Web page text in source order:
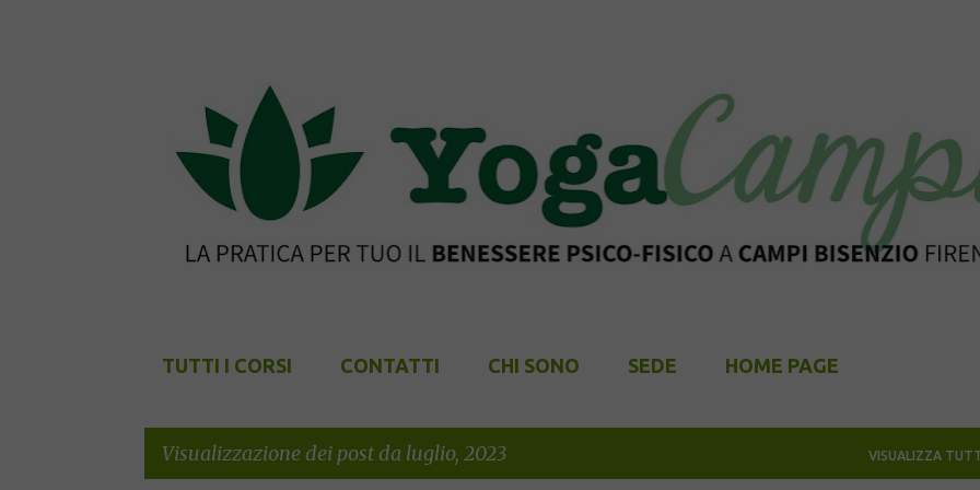
TUTTI I CORSI CONTATTI CHI SONO SEDE HOME PAGE
Visualizzazione dei post da luglio, 2023 VISUALIZZA